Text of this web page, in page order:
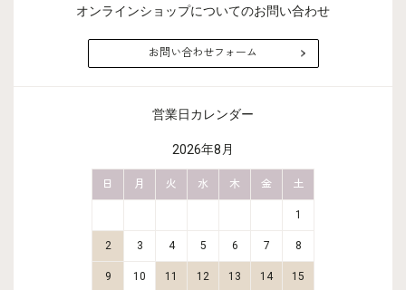
オンラインショップについてのお問い合わせ
お問い合わせフォーム
営業日カレンダー
2026年8月
日 月 火 水 木 金 土
1
2 3 4 5 6 7 8
9 10 11 12 13 14 15